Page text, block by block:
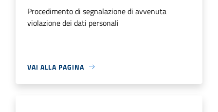
Procedimento di segnalazione di avvenuta
violazione dei dati personali
VAI ALLA PAGINA